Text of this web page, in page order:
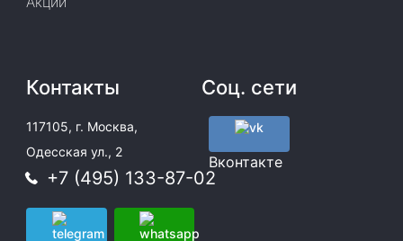
Контакты
117105, г. Москва,
Одесская ул., 2
+7 (495) 133-87-02
Соц. сети
Вконтакте